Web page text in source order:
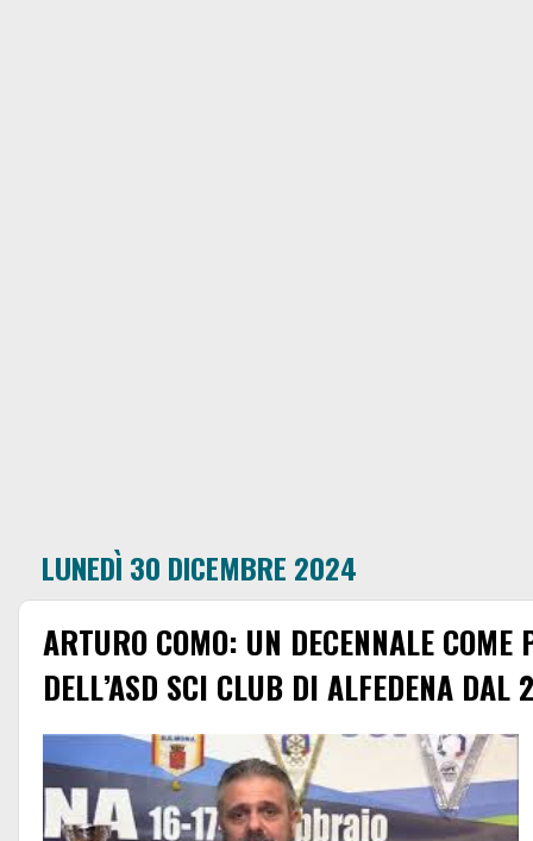
LUNEDÌ 30 DICEMBRE 2024
ARTURO COMO: UN DECENNALE COME
DELL’ASD SCI CLUB DI ALFEDENA DAL